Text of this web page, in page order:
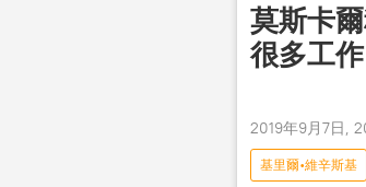
莫斯卡
很多工作
2019年9月7日,
基里爾•維辛斯基